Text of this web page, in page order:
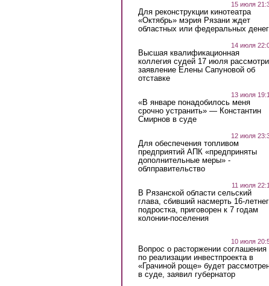
15 июля
Для реконструкции кинотеатра
«Октябрь» мэрия Рязани ждет
областных или федеральных денег
14 июля
Высшая квалификационная
коллегия судей 17 июля
заявление Елены Сапуновой об
отставке
13 июля
«В январе понадобилось меня
срочно устранить» — Константин
Смирнов в суде
12 июля
Для обеспечения топливом
предприятий АПК «предприняты
дополнительные меры» -
облправительство
11 июля
В Рязанской области сельский
глава, сбивший насмерть 16-
подростка, приговорен к 7 годам
колонии-поселения
10 июля
Вопрос о расторжении соглашения
по реализации инвестпроекта в
«Грачиной роще» будет
в суде, заявил губернатор